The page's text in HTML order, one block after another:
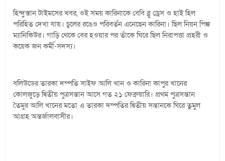
হিন্দুস্তান টাইমসের খবর, ওই সময় কারিনাকে বেবি ব্লু ড্রেস ও হাই হিল
পরিহিত দেখা যায়। চুলের রঙেও পরিবর্তন এনেছেন কারিনা। ছিল নিয়ন পিঙ্ক
ম্যানিকিউর। গাড়ি থেকে বের হওয়ার পর তাঁকে ঘিরে ছিল নিরাপত্তা প্রহরী ও
কয়েক জন কর্মী-সদস্য।
বলিউডের তারকা দম্পতি সাইফ আলি খান ও কারিনা কাপুর খানের
কোলজুড়ে দ্বিতীয় পুত্রসন্তান আসে গত ২১ ফেব্রুয়ারি। প্রথম পুত্রসন্তান
তৈমুর আলি খানের মতো এ তারকা দম্পতির দ্বিতীয় সন্তানকে ঘিরে তুমুল
আগ্রহ অন্তর্জালবাসীর।